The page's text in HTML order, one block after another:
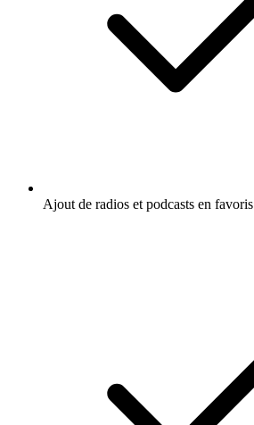
Ajout de radios et podcasts en favoris